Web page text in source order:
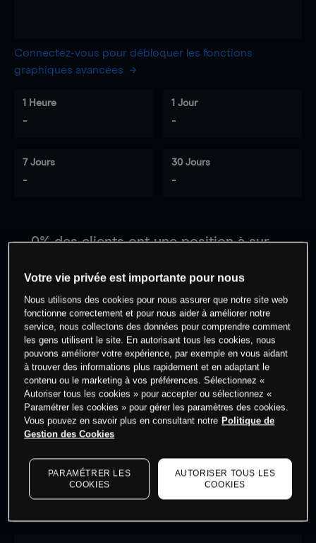
Connectez-vous pour débloquer les fonctions
graphiques avancées
1 Heure
-
1 Jour
-
7 Jours
-
30 Jours
-
0% des clients ont une position àsur
Commencez à trader
Les prix sont indicatifs.Connectez-vouspour voir les
dernières données du marché.
Log in
to see latest
Votre vie privée est importante pour nous
Nous utilisons des cookies pour nous assurer que notre site web
fonctionne correctement et pour nous aider à améliorer notre
service, nous collectons des données pour comprendre comment
les gens utilisent le site. En autorisant tous les cookies, nous
pouvons améliorer votre expérience, par exemple en vous aidant
à trouver des informations plus rapidement et en adaptant le
contenu ou le marketing à vos préférences. Sélectionnez «
Autoriser tous les cookies » pour accepter ou sélectionnez «
Paramétrer les cookies » pour gérer les paramètres des cookies.
Vous pouvez en savoir plus en consultant notre Politique de
Gestion des Cookies
PARAMÉTRER LES
COOKIES
AUTORISER TOUS LES
COOKIES